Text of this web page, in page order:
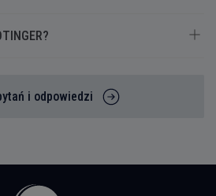
i odpowiedzi